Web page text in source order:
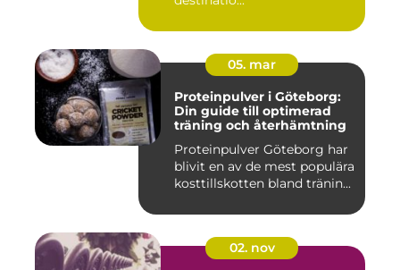
05. mar
Proteinpulver i Göteborg:
Din guide till optimerad
träning och återhämtning
Proteinpulver Göteborg har
blivit en av de mest populära
kosttillskotten bland tränin...
02. nov